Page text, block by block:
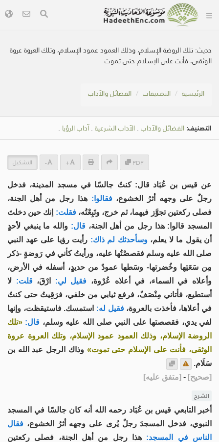
حديث:تلك الروضة الإسلام، وذلك العمود عمود الإسلام، وتلك العروة عروة
الوثقى، فأنت على الإسلام حتى تموت
الرئيسية التصنيفات الفضائل والآداب
التصنيف: الفضائل والآداب . الآداب الشرعية .آداب الرؤيا .
PDF
+
- التشكيل
عن قيس بن عُبَاد قال: كنتُ جالسًا في مسجد المدينة، فدخل
رجلٌ على وجهه أثرُ الخشوع، فقالوا: هذا رجل من أهل الجنة،
فصلى ركعتين تجوَّز فيهما، ثم خرج، وتَبِعْتُه، فقلت: إنك حين دخلتَ
المسجد قالوا: هذا رجل من أهل الجنة، قال: والله ما ينبغي لأحدٍ
أن يقول ما لا يعلم، وسأحدثك لم ذاك: رأيت رؤيا على عهد النبي
صلى الله عليه وسلم فقصصْتُها عليه، ورأيتُ كأني في رَوضةٍ -ذكر
مِن سَعَتِها وخُضرتها- وسَطها عمودٌ من حديدٍ، أسفله في الأرض،
وأعلاه في السماء، في أعلاه عُرْوة، فقيل لي: ارْقَ، قلت: لا
أستطيع، فأتاني مِنْصَفٌ، فرفع ثيابي من خلفي، فرَقِيتُ حتى كنتُ
في أعلاها، فأخذت بالعروة، فقيل له: استمسك. فاستيقظت، وإنها
لفي يدي، فقصصتها على النبي صلى الله عليه وسلم، قال: «تلك
الروضة الإسلام، وذلك العمود عمود الإسلام، وتلك العروة عروة
الوثقى، فأنت على الإسلام حتى تموت» وذاك الرجل عبد الله بن
سَلَام.
[صحيح]
-
[متفق عليه]
الشرح
أخبر التابعي قيس بن عُبَاد رحمه الله أنه كان جالسًا في المسجد
النبوي، فدخل المسجدَ رجلٌ يُرى على وجهه أثرُ الخشوع، فقال
الناس في المسجد: هذا رجل من أهل الجنة، فصلى ركعتين